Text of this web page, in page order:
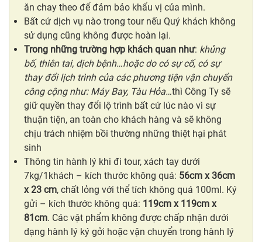
ăn chay theo để đảm bảo khẩu vị của mình.
Bất cứ dịch vụ nào trong tour nếu Quý khách không
sử dụng cũng không được hoàn lại.
Trong những trường hợp khách quan như: khủng
bố, thiên tai, dịch bệnh…hoặc do có sự cố, có sự
thay đổi lịch trình của các phương tiện vận chuyển
công cộng như: Máy Bay, Tàu Hỏa…thì Công Ty sẽ
giữ quyền thay đổi lộ trình bất cứ lúc nào vì sự
thuận tiện, an toàn cho khách hàng và sẽ không
chịu trách nhiệm bồi thường những thiệt hại phát
sinh
Thông tin hành lý khi đi tour, xách tay dưới
7kg/1khách – kích thước không quá: 56cm x 36cm
x 23 cm, chất lỏng với thể tích không quá 100ml. Ký
gửi – kích thước không quá: 119cm x 119cm x
81cm. Các vật phẩm không được chấp nhận dưới
dạng hành lý ký gởi hoặc vận chuyển trong hành lý